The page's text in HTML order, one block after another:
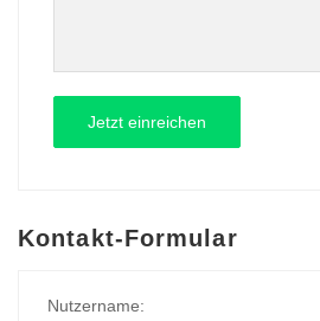
Kontakt-Formular
Nutzername: